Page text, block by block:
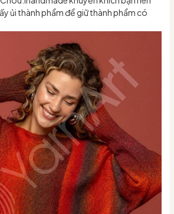
ủi thành phẩm để giữ thành phẩm có